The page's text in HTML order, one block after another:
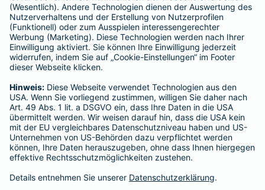
Kranken-Zusatzversicherung
Tierversicherungen
Haftpflichtversicherung
Hausratversicherung
Adresse ändern
Schaden melden
Kilometerstandsmeldung
Serviceübersicht